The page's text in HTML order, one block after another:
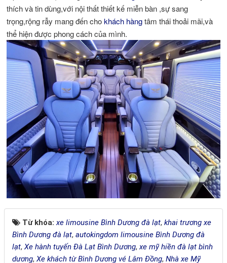
thích và tin dùng,với nội thất thiết kế miễn bàn ,sự sang
trọng,rộng rẫy mang đến chokhách hàngtâm thái thoải mãi,và
thể hiện được phong cách của mình.
Từ khóa:xe limousine Bình Dương đà lạt,khai trương xe
Bình Dương đà lạt,autokingdom limousine Bình Dương đà
lạt,Xe hành tuyến Đà Lạt Bình Dương,xe mỹ hiền đà lạt bình
dương,Xe khách từ Bình Dương vé Lâm Đồng,Nhà xe Mỹ